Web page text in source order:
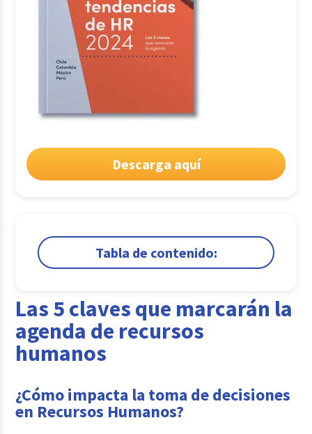
Descarga aquí
Tabla de contenido:
Comparte
Las 5 claves que marcarán la
agenda de recursos
humanos
¿Cómo impacta la toma de decisiones
en Recursos Humanos?